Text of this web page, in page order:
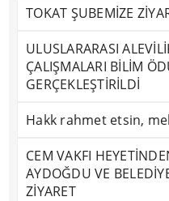
TOKAT ŞUBEMİZE
ULUSLARARASI
ÇALIŞMALARI BİLİM
GERÇEKLEŞTİRİLDİ
Hakk rahmet etsin,
CEM VAKFI
AYDOĞDU VE
ZİYARET